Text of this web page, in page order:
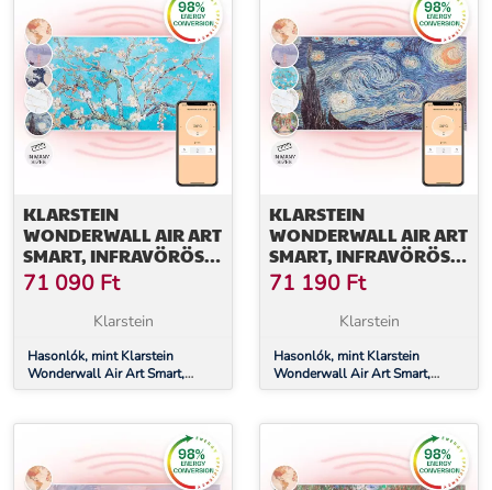
KLARSTEIN
WONDERWALL AIR ART
SMART, INFRAVÖRÖS
HŐSUGÁRZÓ, 120 X 60
CM, 700 W,
ALKALMAZÁS,
71 090 Ft
Klarstein
Hasonlók, mint Klarstein
Wonderwall Air Art Smart,
infravörös hősugárzó, 120 x 60
mandulavirág
KLARSTEIN
WONDERWALL AIR ART
SMART, INFRAVÖRÖS
HŐSUGÁRZÓ, 120 X 60
CM, 700 W,
ALKALMAZÁS,
71 190 Ft
Klarstein
Hasonlók, mint Klarstein
Wonderwall Air Art Smart,
infravörös hősugárzó, 120 x 60
csillagok